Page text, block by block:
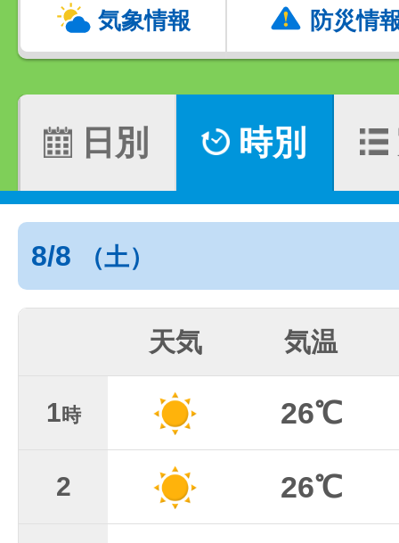
気象情報 防災情
日別 時別
8/8 （土）
天気 気温
1時 26℃
2 26℃